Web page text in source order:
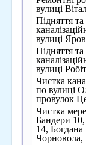
вулиці
Підняття
вулиці
Підняття
вулиці
Чистка
по вулиці
провулок
Чистка
Бандери
14,
Чорновола,